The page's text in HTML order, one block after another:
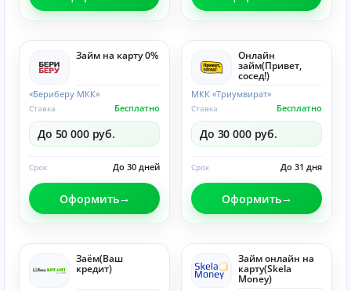
Займ на карту 0%
«Бериберу МКК»
Бесплатно
Ставка
До 50 000 руб.
До 30 дней
Срок
Оформить
Онлайн
займ(Привет,
сосед!)
МКК «Триумвират»
Бесплатно
Ставка
До 30 000 руб.
До 31 дня
Срок
Оформить
Заём(Ваш
кредит)
Займ онлайн на
карту(Skela
Money)